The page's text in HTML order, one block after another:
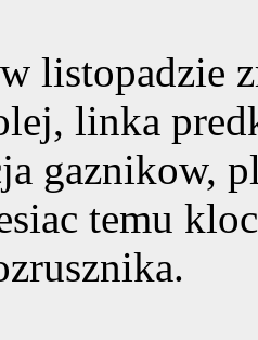
listopadzie
linka
gaznikow,
temu